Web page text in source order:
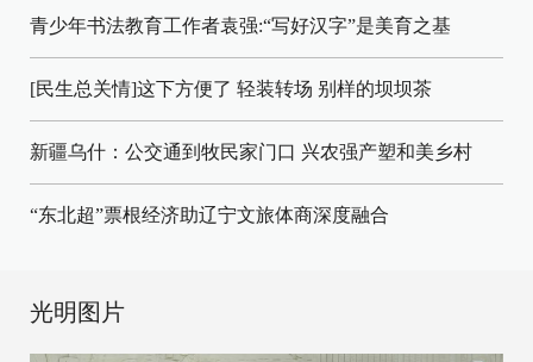
青少年书法教育工作者袁强:“写好汉字”是美育之基
[民生总关情]这下方便了 轻装转场 别样的坝坝茶
新疆乌什：公交通到牧民家门口 兴农强产塑和美乡村
“东北超”票根经济助辽宁文旅体商深度融合
光明图片